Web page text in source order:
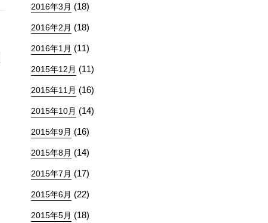
2016年3月 (18)
2016年2月 (18)
2016年1月 (11)
2015年12月 (11)
2015年11月 (16)
2015年10月 (14)
2015年9月 (16)
2015年8月 (14)
2015年7月 (17)
2015年6月 (22)
2015年5月 (18)